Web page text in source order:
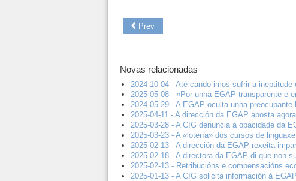
Prev
Novas relacionadas
2024-10-04 - Até cando imos sufrir a
2025-05-08 - «Por unha EGAP transparente e
2024-05-29 - A EGAP oculta unha
2025-04-11 - A dirección da EGAP aposta
2025-03-28 - A CIG denuncia a opacidade da
2025-03-23 - A «lotería» dos cursos de
2025-02-13 - A dirección da EGAP rexeita
2025-02-18 - A directora da EGAP di que non
2025-02-13 - Retribucións e compensacións
2025-01-13 - A CIG solicita información á